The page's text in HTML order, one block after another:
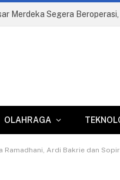
OLAHRAGA
Ramadhani, Ardi Bakrie dan